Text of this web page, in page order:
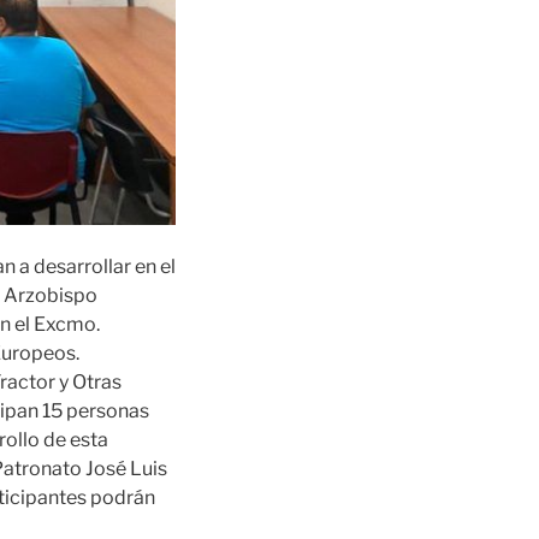
a desarrollar en el
Arzobispo
el Excmo.
y Otras
15 personas
de esta
José Luis
podrán